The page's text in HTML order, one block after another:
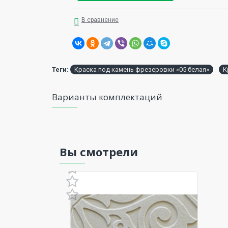
В сравнение
Теги: Краска под камень фрезеровки «05 белая»
Варианты комплектаций
Вы смотрели